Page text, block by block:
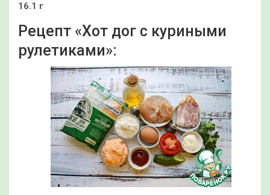
16.1 г
Рецепт «Хот дог с куриными
рулетиками»: